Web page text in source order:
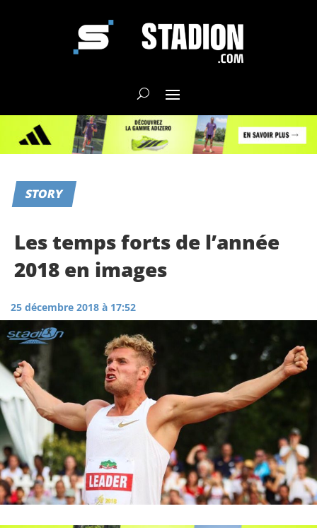
STORY
Les temps forts de l’année
2018 en images
25 décembre 2018 à 17:52